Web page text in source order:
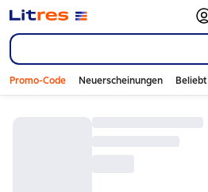
Promo-Code Neuerscheinungen Beliebt